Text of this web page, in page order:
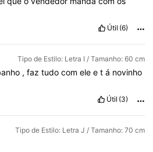
Útil (6)
Tipo de Estilo: Letra I / Tamanho: 60 cm
, faz tudo com ele e t á novinho
Útil (3)
Tipo de Estilo: Letra J / Tamanho: 70 cm